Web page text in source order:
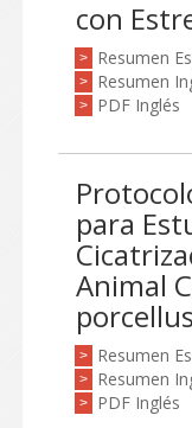
con
> Resumen
> Resumen
> PDF Inglés
para
Animal
> Resumen
> Resumen
> PDF Inglés